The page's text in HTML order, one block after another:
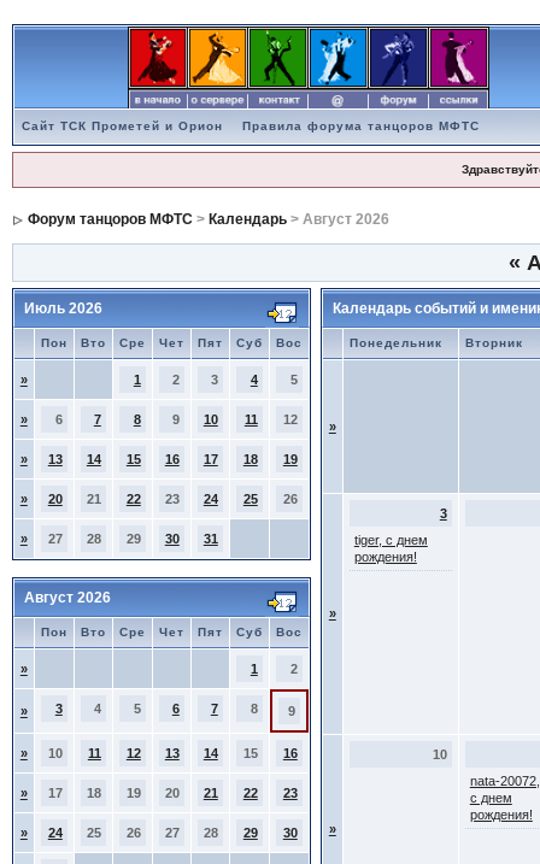
Сайт ТСК Прометей и Орион Правила форума танцоров МФТС
Форум танцоров МФТС> Календарь> Август 2026
«
Июль 2026
Пон Вто Сре Чет Пят Суб Вос
» 1 2 3 4 5
» 6 7 8 9 10 11 12
» 13 14 15 16 17 18 19
» 20 21 22 23 24 25 26
» 27 28 29 30 31
Август 2026
Пон Вто Сре Чет Пят Суб Вос
» 1 2
» 3 4 5 6 7 8 9
» 10 11 12 13 14 15 16
» 17 18 19 20 21 22 23
» 24 25 26 27 28 29 30
Календарь событий и
Понедельник Вторник
»
»
3
tiger, с днем
рождения!
»
10
nata-20072,
с днем
рождения!